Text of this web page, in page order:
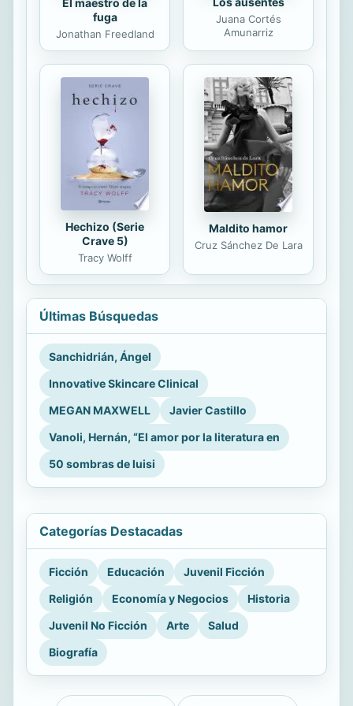
El maestro de la
fuga
Jonathan Freedland
Juana Cortés
Amunarriz
Hechizo (Serie
Crave 5)
Tracy Wolff
Maldito hamor
Cruz Sánchez De Lara
Últimas Búsquedas
Sanchidrián, Ángel
Innovative Skincare Clinical
MEGAN MAXWELL
Javier Castillo
Vanoli, Hernán, “El amor por la literatura en
50 sombras de luisi
Categorías Destacadas
Ficción Educación
Juvenil Ficción
Religión
Economía y Negocios
Historia
Juvenil No Ficción
Arte
Salud
Biografía